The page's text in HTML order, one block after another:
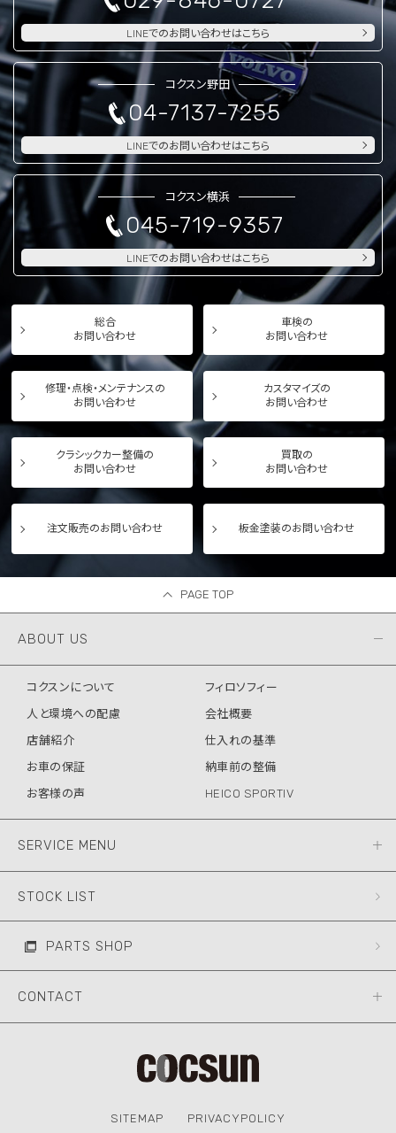
LINEでのお問い合わせはこちら
コクスン野田
04-7137-7255
LINEでのお問い合わせはこちら
コクスン横浜
045-719-9357
LINEでのお問い合わせはこちら
総合
お問い合わせ
車検の
お問い合わせ
修理・点検・メンテナンスの
お問い合わせ
カスタマイズの
お問い合わせ
クラシックカー整備の
お問い合わせ
買取の
お問い合わせ
注文販売のお問い合わせ 板金塗装のお問い合わせ
PAGE TOP
ABOUT US
コクスンについて
フィロソフィー
人と環境への配慮
会社概要
店舗紹介
仕入れの基準
お車の保証
納車前の整備
お客様の声
HEICO SPORTIV
SERVICE MENU
STOCK LIST
PARTS SHOP
CONTACT
SITEMAP PRIVACYPOLICY